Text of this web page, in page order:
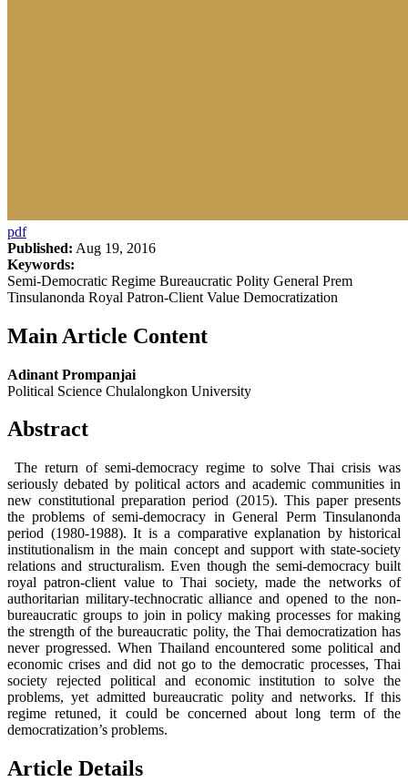
pdf
Published: Aug 19, 2016
Keywords:
Semi-Democratic Regime Bureaucratic Polity General Prem
Tinsulanonda Royal Patron-Client Value Democratization
Main Article Content
Adinant Prompanjai
Political Science Chulalongkon University
Abstract
The return of semi-democracy regime to solve Thai crisis was
seriously debated by political actors and academic communities in
new constitutional preparation period (2015). This paper presents
the problems of semi-democracy in General Perm Tinsulanonda
period (1980-1988). It is a comparative explanation by historical
institutionalism in the main concept and support with state-society
relations and structuralism. Even though the semi-democracy built
royal patron-client value to Thai society, made the networks of
authoritarian military-technocratic alliance and opened to the non-
bureaucratic groups to join in policy making processes for making
the strength of the bureaucratic polity, the Thai democratization has
never progressed. When Thailand encountered some political and
economic crises and did not go to the democratic processes, Thai
society rejected political and economic institution to solve the
problems, yet admitted bureaucratic polity and networks. If this
regime retuned, it could be concerned about long term of the
democratization’s problems.
Article Details